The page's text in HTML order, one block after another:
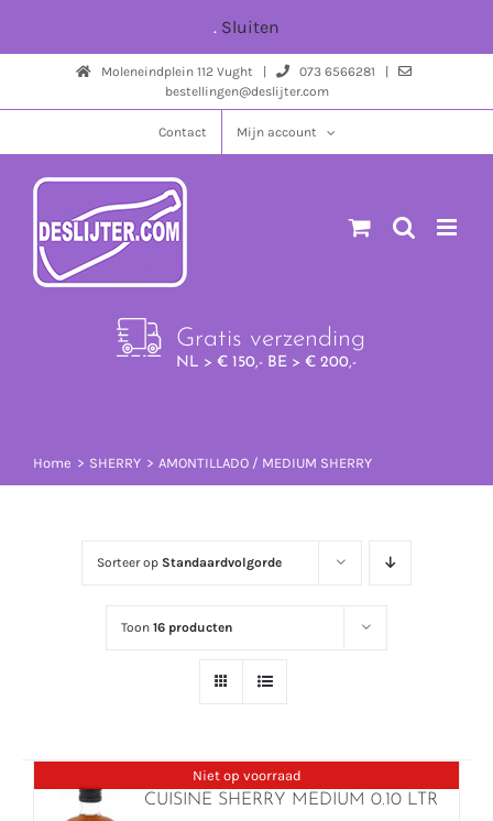
. Sluiten
Moleneindplein 112 Vught |
073 6566281 |
bestellingen@deslijter.com
Contact Mijn account
Gratis verzending
NL > € 150,- BE > € 200,-
Home SHERRY AMONTILLADO / MEDIUM SHERRY
Sorteer op Standaardvolgorde
Toon16 producten
Niet op voorraad
CUISINE SHERRY MEDIUM 0.10 LTR